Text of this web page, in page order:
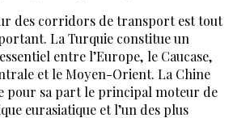
des corridors de transport est tout
La Turquie constitue un
entre l’Europe, le Caucase,
et le Moyen-Orient. La Chine
pour sa part le principal moteur de
eurasiatique et l’un des plus